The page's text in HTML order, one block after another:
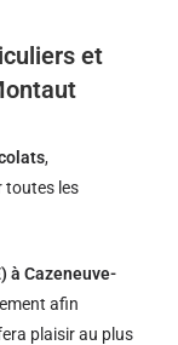
et
,
toutes les
à Cazeneuve-
afin
plaisir au plus